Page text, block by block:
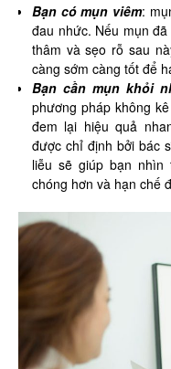
Bạn có mụn viêm:
đau nhức. Nếu mụn
thâm và sẹo rỗ sau
càng sớm càng tốt để
Bạn cần mụn khỏi
phương pháp không
đem lại hiệu quả
được chỉ định bởi bác
liễu sẽ giúp bạn
chóng hơn và hạn chế